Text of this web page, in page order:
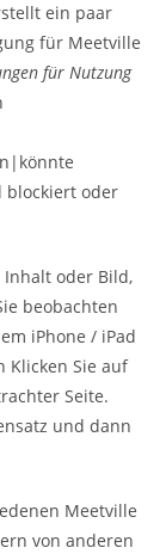
ein paar
für Meetville
für Nutzung
blockiert oder
Inhalt oder Bild,
beobachten
iPhone / iPad
Klicken Sie auf
Seite.
und dann
Meetville
von anderen